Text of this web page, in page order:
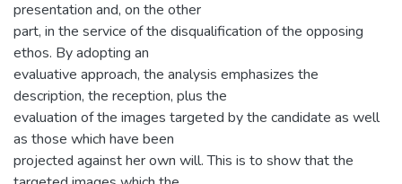
presentation and, on the other
part, in the service of the disqualification of the opposing
ethos. By adopting an
evaluative approach, the analysis emphasizes the
description, the reception, plus the
evaluation of the images targeted by the candidate as well
as those which have been
projected against her own will. This is to show that the